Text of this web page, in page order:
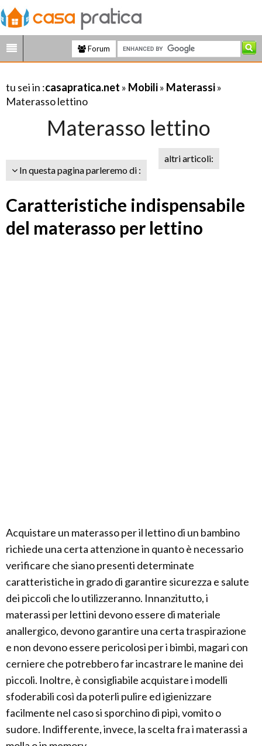
Forum
tu sei in :casapratica.net » Mobili» Materassi»
Materasso lettino
Materasso lettino
In questa pagina parleremo di :
altri articoli:
Caratteristiche indispensabile
del materasso per lettino
Acquistare un materasso per il lettino di un bambino
richiede una certa attenzione in quanto è necessario
verificare che siano presenti determinate
caratteristiche in grado di garantire sicurezza e salute
dei piccoli che lo utilizzeranno. Innanzitutto, i
materassi per lettini devono essere di materiale
anallergico, devono garantire una certa traspirazione
e non devono essere pericolosi per i bimbi, magari con
cerniere che potrebbero far incastrare le manine dei
piccoli. Inoltre, è consigliabile acquistare i modelli
sfoderabili così da poterli pulire ed igienizzare
facilmente nel caso si sporchino di pipì, vomito o
sudore. Indifferente, invece, la scelta fra i materassi a